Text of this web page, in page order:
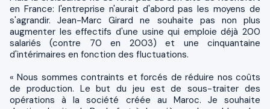
en France: l'entreprise n'aurait d'abord pas les moyens de
s'agrandir. Jean-Marc Girard ne souhaite pas non plus
augmenter les effectifs d'une usine qui emploie déjà 200
salariés (contre 70 en 2003) et une cinquantaine
d'intérimaires en fonction des fluctuations.
« Nous sommes contraints et forcés de réduire nos coûts
de production. Le but du jeu est de sous-traiter des
opérations à la société créée au Maroc. Je souhaite